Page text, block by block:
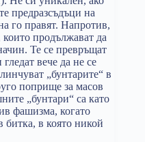
предразсъдъци на
го правят. Напротив,
продължават да
Те се превръщат
вече да не се
„бунтарите“ в
поприще за масов
„бунтари“ са като
фашизма, когато
в която никой